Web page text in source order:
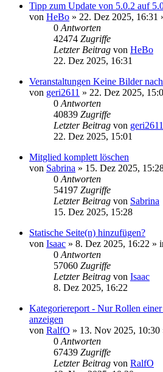
Tipp zum Update von 5.0.2 auf
von HeBo » 22. Dez 2025, 16:31
0 Antworten
42474 Zugriffe
Letzter Beitrag von HeBo
22. Dez 2025, 16:31
Veranstaltungen Keine Bilder
von geri2611 » 22. Dez 2025,
0 Antworten
40839 Zugriffe
Letzter Beitrag von geri2611
22. Dez 2025, 15:01
Mitglied komplett löschen
von Sabrina » 15. Dez 2025,
0 Antworten
54197 Zugriffe
Letzter Beitrag von Sabrina
15. Dez 2025, 15:28
Statische Seite(n) hinzufügen?
von Isaac » 8. Dez 2025, 16:22 »
0 Antworten
57060 Zugriffe
Letzter Beitrag von Isaac
8. Dez 2025, 16:22
Kategoriereport - Nur Rollen
anzeigen
von RalfO » 13. Nov 2025, 10:30
0 Antworten
67439 Zugriffe
Letzter Beitrag von RalfO